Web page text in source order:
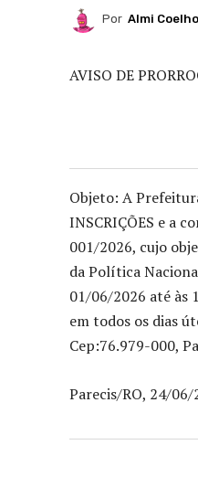
Por Almi Coelho
AVISO DE
Objeto: A
INSCRIÇÕES e a
001/2026, cujo
da Política
01/06/2026 até às
em todos os dias
Cep:76.979-000,
Parecis/RO, 24/06/